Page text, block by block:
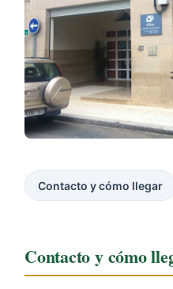
Contacto y cómo llegar
Contacto y cómo